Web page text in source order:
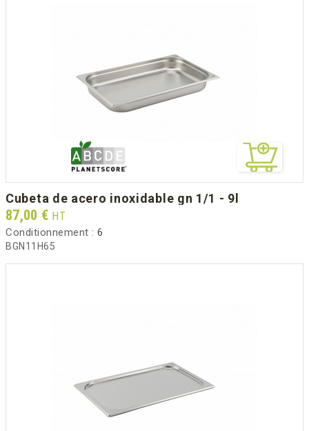
cubeta de acero inoxidable gn 1/1 - 9l
Prix
87,00 € HT
Conditionnement : 6
BGN11H65